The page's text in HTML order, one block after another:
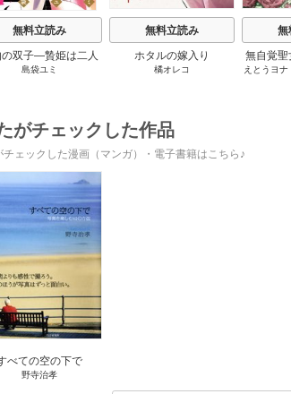
無料立読み
の双子―贄姫は二人
王子に愛される―
島袋ユミ
無料立読み
ホタルの嫁入り
橘オレコ
無
無自覚聖
識に力
えとうヨナ
がチェックした作品
チェックした漫画（マンガ）・電子書籍はこちら♪
べての空の下で
野寺治孝